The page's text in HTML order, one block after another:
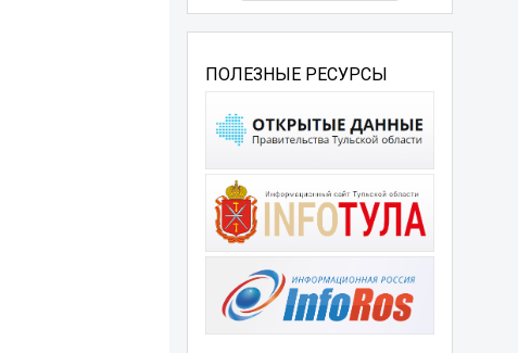
ПОЛЕЗНЫЕ РЕСУРСЫ